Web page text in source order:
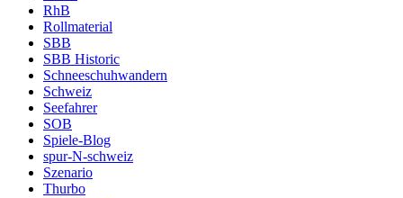
RhB
Rollmaterial
SBB
SBB Historic
Schneeschuhwandern
Schweiz
Seefahrer
SOB
Spiele-Blog
spur-N-schweiz
Szenario
Thurbo